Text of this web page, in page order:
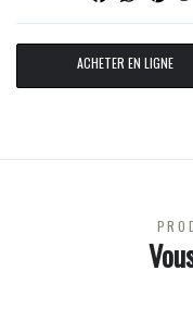
ACHETER EN LIGNE